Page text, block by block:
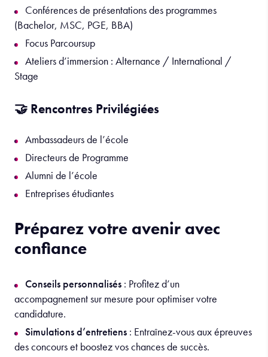
Conférences de présentations des programmes
(Bachelor, MSC, PGE, BBA)
Focus Parcoursup
Ateliers d’immersion : Alternance / International /
Stage
🤝 Rencontres Privilégiées
Ambassadeurs de l’école
Directeurs de Programme
Alumni de l’école
Entreprises étudiantes
Préparez votre avenir avec
confiance
Conseils personnalisés : Profitez d’un
accompagnement sur mesure pour optimiser votre
candidature.
Simulations d’entretiens : Entraînez-vous aux épreuves
des concours et boostez vos chances de succès.